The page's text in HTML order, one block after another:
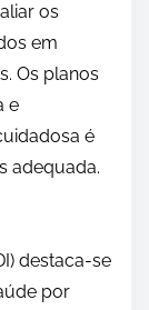
os
em
Os planos
e
é
adequada.
destaca-se
por